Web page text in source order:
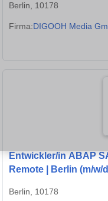
Berlin, 10178
Firma:DIGOOH Media
Entwickler/in ABAP
Remote | Berlin (m/w/
Berlin, 10178